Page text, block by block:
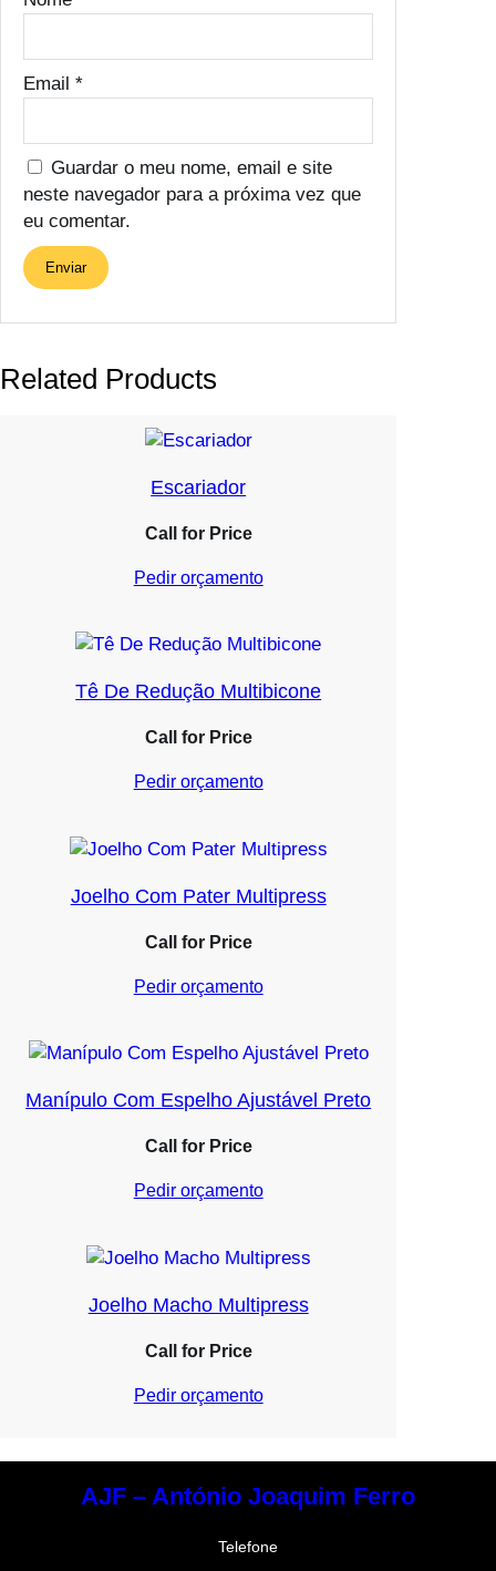
Email *
Guardar o meu nome, email e site
neste navegador para a próxima vez que
eu comentar.
Related Products
Escariador
Call for Price
Pedir orçamento
Tê De Redução Multibicone
Call for Price
Pedir orçamento
Joelho Com Pater Multipress
Call for Price
Pedir orçamento
Manípulo Com Espelho Ajustável Preto
Call for Price
Pedir orçamento
Joelho Macho Multipress
Call for Price
Pedir orçamento
AJF – António Joaquim Ferro
Telefone